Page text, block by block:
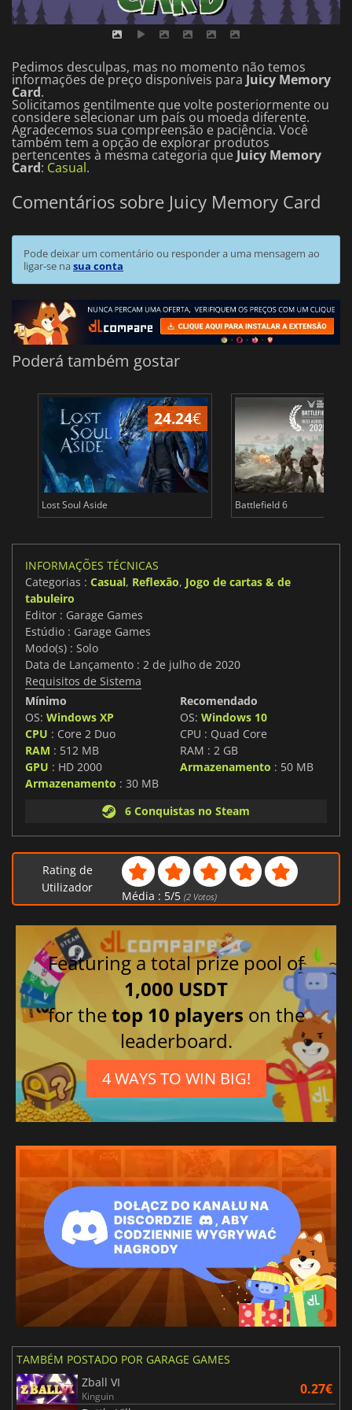
Pedimos desculpas, mas no momento não temos
informações de preço disponíveis para Juicy Memory
Card.
Solicitamos gentilmente que volte posteriormente ou
considere selecionar um país ou moeda diferente.
Agradecemos sua compreensão e paciência. Você
também tem a opção de explorar produtos
pertencentes à mesma categoria que Juicy Memory
Card: Casual.
Comentários sobre Juicy Memory Card
Pode deixar um comentário ou responder a uma mensagem ao
ligar-se nasua conta
Poderá também gostar
24.24€
Lost Soul Aside Battlefield 6
INFORMAÇÕES TÉCNICAS
Categorias : Casual, Reflexão, Jogo de cartas & de
tabuleiro
Editor : Garage Games
Estúdio : Garage Games
Modo(s) : Solo
Data de Lançamento : 2 de julho de 2020
Requisitos de Sistema
Mínimo
OS: Windows XP
CPU : Core 2 Duo
RAM : 512 MB
GPU : HD 2000
Armazenamento : 30 MB
Recomendado
OS: Windows 10
CPU : Quad Core
RAM : 2 GB
Armazenamento : 50 MB
6 Conquistas no Steam
Rating de
Utilizador
Média : 5/5 (2Votos)
Featuring a total prize pool of
1,000 USDT
for thetop 10 players on the
leaderboard.
4 WAYS TO WIN BIG!
TAMBÉM POSTADO POR GARAGE GAMES
Zball VI
Kinguin 0.27€